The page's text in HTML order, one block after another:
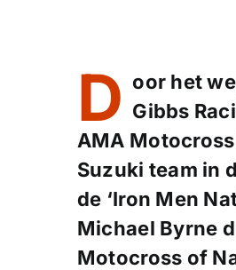
D oor het
Gibbs
AMA
Suzuki team in
de ‘Iron Men
Michael Byrne
Motocross of